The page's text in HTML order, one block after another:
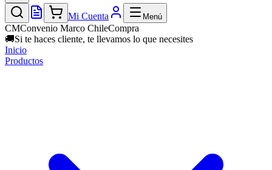
Mi Cuenta Menú
CMConvenio Marco ChileCompra
🚚Si te haces cliente, te llevamos lo que necesites
Inicio
Productos